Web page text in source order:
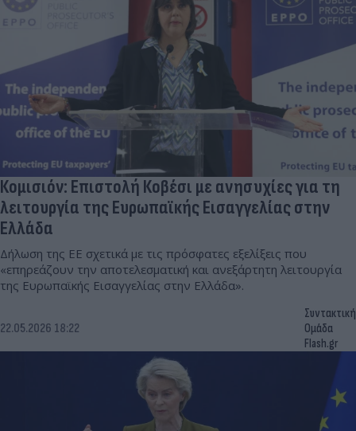
Κομισιόν: Επιστολή Κοβέσι με ανησυχίες για τη
λειτουργία της Ευρωπαϊκής Εισαγγελίας στην
Ελλάδα
Δήλωση της ΕΕ σχετικά με τις πρόσφατες εξελίξεις που
«επηρεάζουν την αποτελεσματική και ανεξάρτητη λειτουργία
της Ευρωπαϊκής Εισαγγελίας στην Ελλάδα».
22.05.2026 18:22
Συντακτική
Ομάδα
Flash.gr